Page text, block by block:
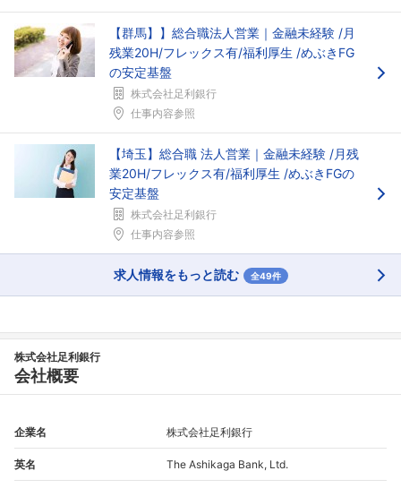
【群馬】】総合職法人営業｜金融未経験 /月
残業20H/フレックス有/福利厚生 /めぶきFG
の安定基盤
株式会社足利銀行
仕事内容参照
【埼玉】総合職 法人営業｜金融未経験 /月残
業20H/フレックス有/福利厚生 /めぶきFGの
安定基盤
株式会社足利銀行
仕事内容参照
求人情報をもっと読む 全49件
株式会社足利銀行
会社概要
企業名 株式会社足利銀行
英名 The Ashikaga Bank, Ltd.